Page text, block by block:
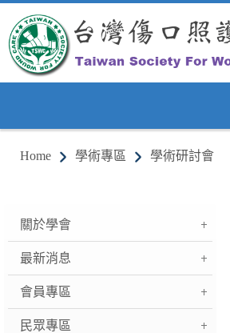
Home 學術專區 學術研討會
關於學會
最新消息
會員專區
民眾專區